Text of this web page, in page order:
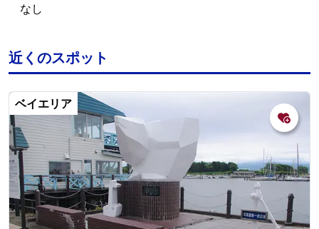
なし
近くのスポット
ベイエリア